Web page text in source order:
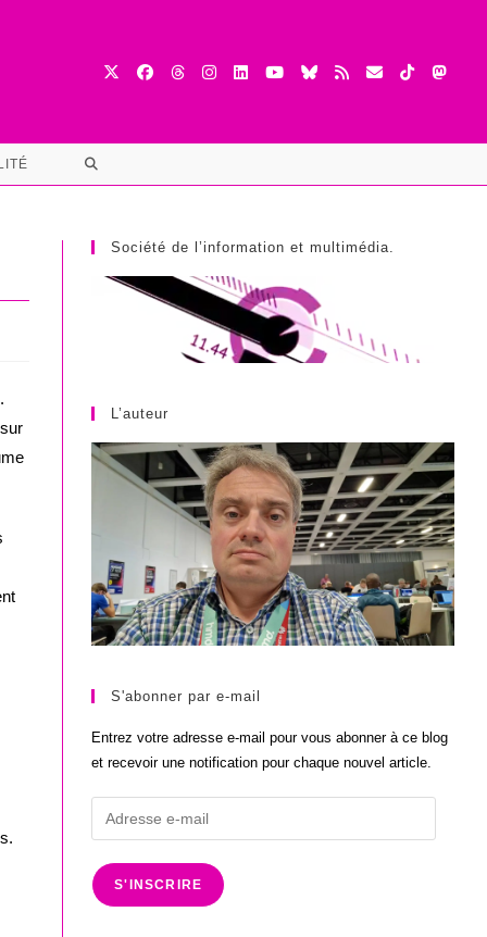
TOGGLE
SEARCH
Société de l’information et multimédia.
L’auteur
S'abonner par e-mail
Entrez votre adresse e-mail pour vous abonner à ce blog
et recevoir une notification pour chaque nouvel article.
Adresse
e-
mail
S'INSCRIRE